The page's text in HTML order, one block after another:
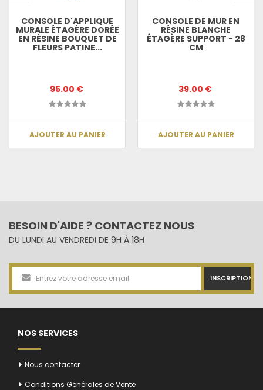
CONSOLE D'APPLIQUE
MURALE ÉTAGÈRE DORÉE
EN RÉSINE BOUQUET DE
FLEURS PATINE...
95.00 €
AJOUTER AU PANIER
CONSOLE DE MUR EN
RÉSINE BLANCHE
ÉTAGÈRE SUPPORT - 28
CM
39.00 €
AJOUTER AU PANIER
BESOIN D'AIDE ? CONTACTEZ NOUS
DU LUNDI AU VENDREDI DE 9H À 18H
INSCRIPTION
NOS SERVICES
Nous contacter
Conditions Générales de Vente